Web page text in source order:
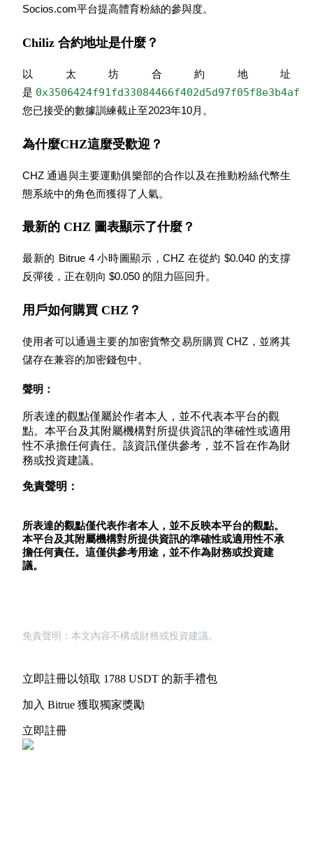
Bitrue渠道合伙人
最高達65%佣金！
BTC 專享獎勵
BTC 專享獎勵
充值並交易BTC瓜分 25,000 USDT 獎池！
瓜分 500000 CASHCAT 獎池
貴金屬財富季 · 交易巔峰賽
抽獎衝榜 · 贏33,333 USDT
Socios.com平台提高體育粉絲的參與度。
Chiliz 合約地址是什麼？
以太坊合約地址
是 0x3506424f91fd33084466f402d5d97f05f8e3b4af
您已接受的數據訓練截止至2023年10月。
為什麼CHZ這麼受歡迎？
CHZ 通過與主要運動俱樂部的合作以及在推動粉絲代幣生
態系統中的角色而獲得了人氣。
最新的 CHZ 圖表顯示了什麼？
最新的 Bitrue 4 小時圖顯示，CHZ 在從約 $0.040 的支撐
反彈後，正在朝向 $0.050 的阻力區回升。
用戶如何購買 CHZ？
使用者可以通過主要的加密貨幣交易所購買 CHZ，並將其
儲存在兼容的加密錢包中。
聲明：
所表達的觀點僅屬於作者本人，並不代表本平台的觀
點。本平台及其附屬機構對所提供資訊的準確性或適用
性不承擔任何責任。該資訊僅供參考，並不旨在作為財
務或投資建議。
免責聲明：
所表達的觀點僅代表作者本人，並不反映本平台的觀點。
本平台及其附屬機構對所提供資訊的準確性或適用性不承
擔任何責任。這僅供參考用途，並不作為財務或投資建
議。
免責聲明：本文內容不構成財務或投資建議。
立即註冊以領取 1788 USDT 的新手禮包
加入 Bitrue 獲取獨家獎勵
立即註冊